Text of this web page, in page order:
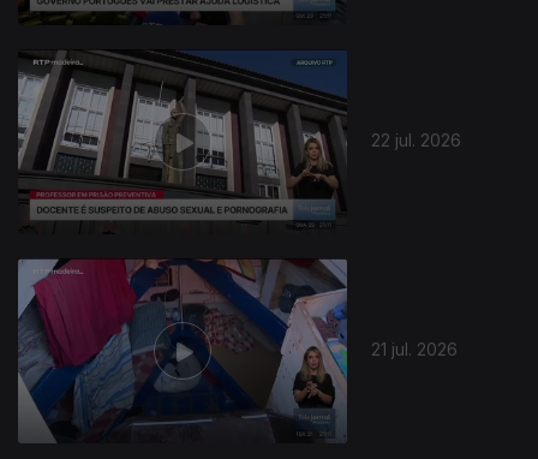
22 jul. 2026
21 jul. 2026